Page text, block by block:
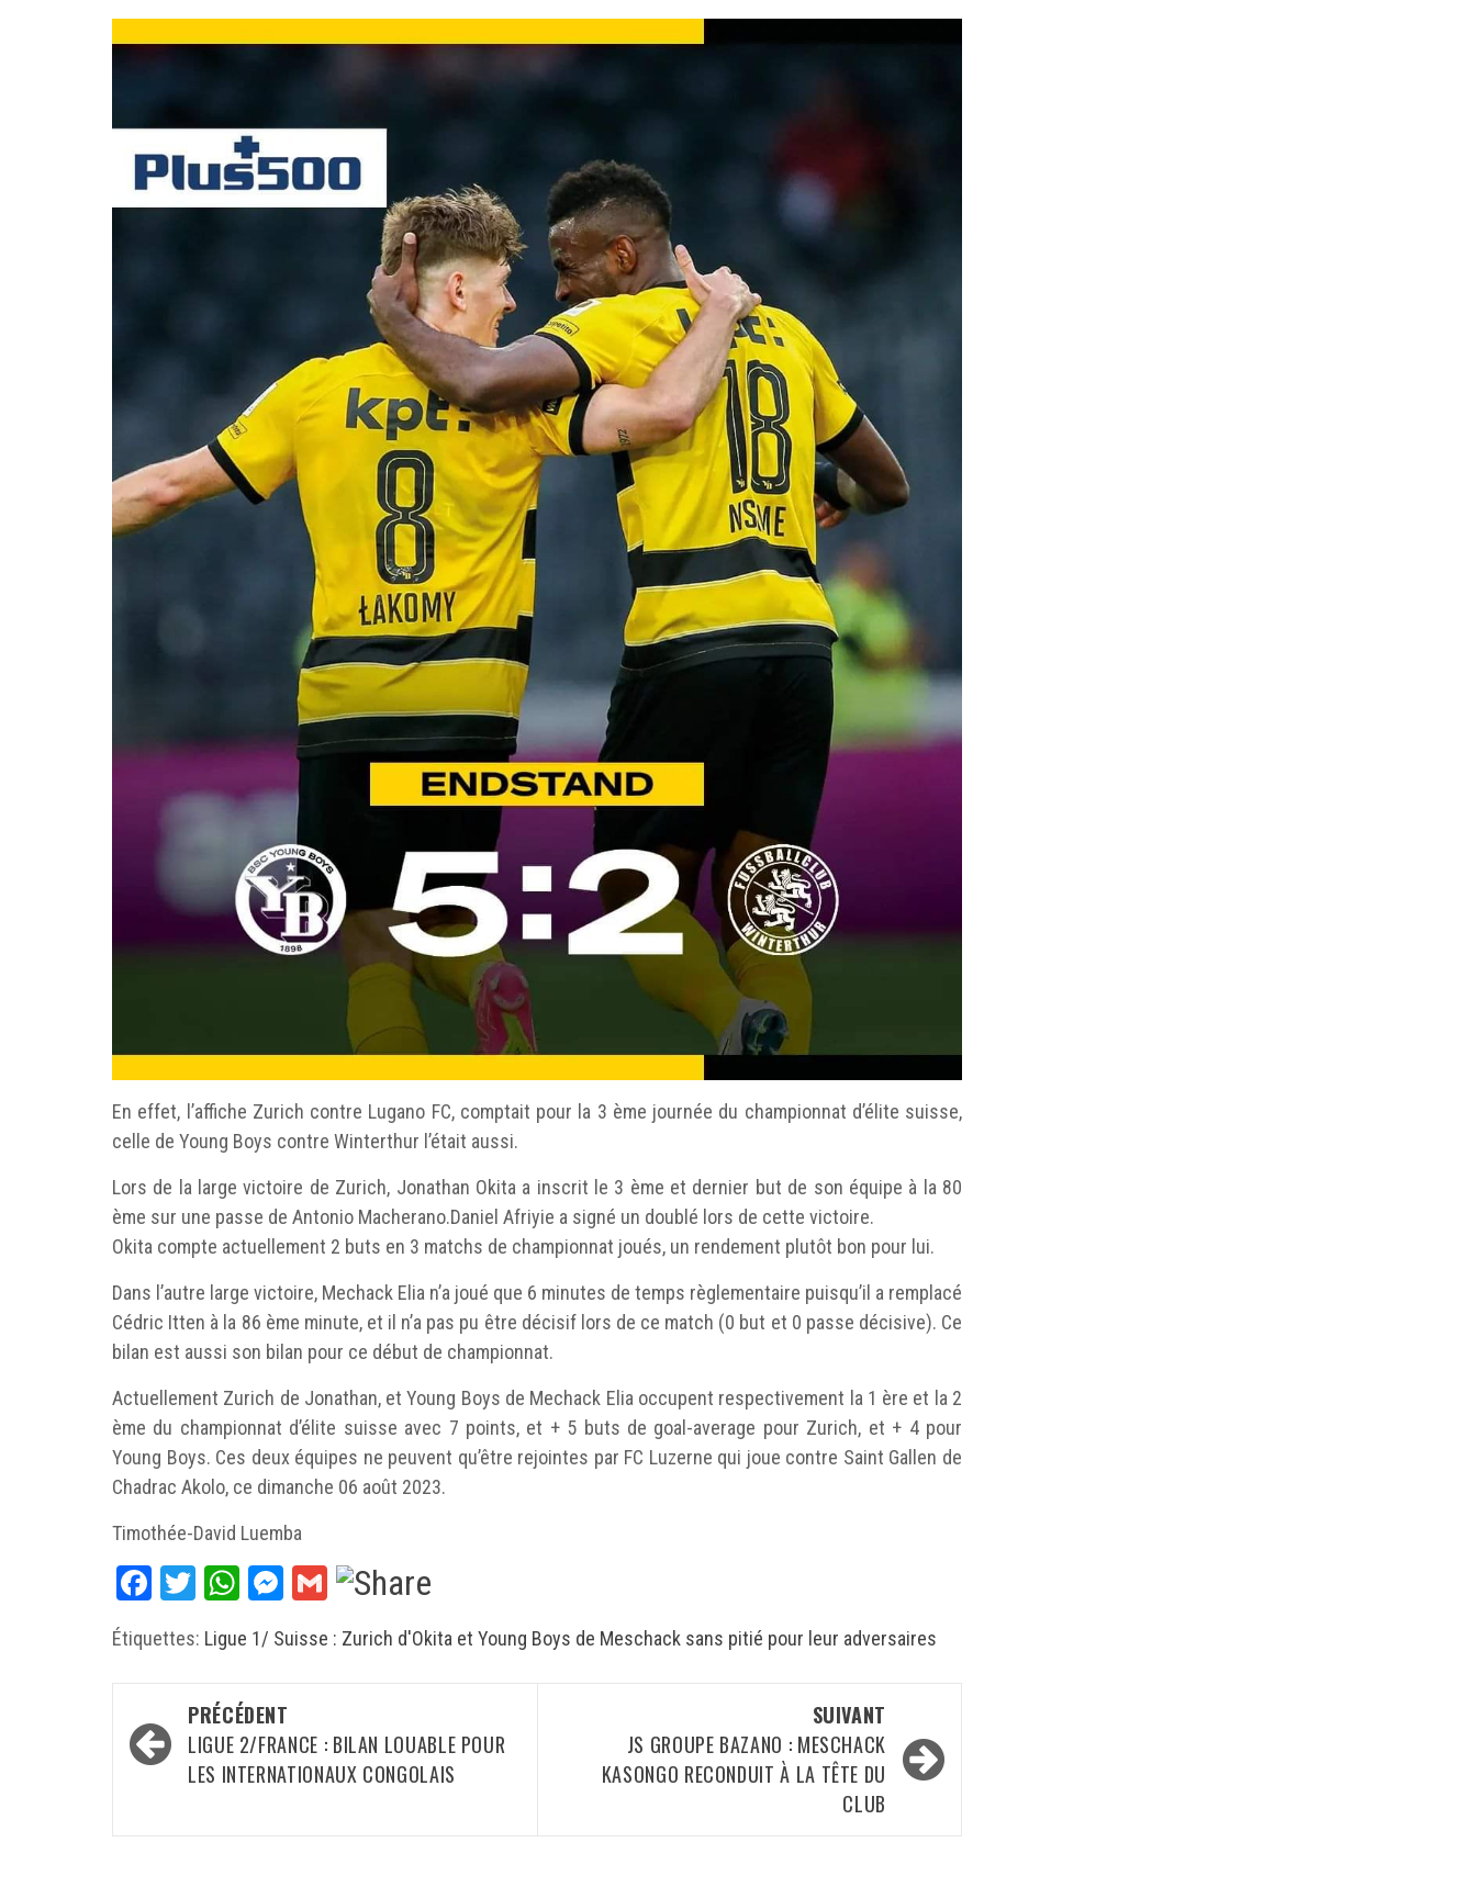
En effet, l’affiche Zurich contre Lugano FC, comptait pour la 3 ème journée du championnat d’élite suisse,
celle de Young Boys contre Winterthur l’était aussi.
Lors de la large victoire de Zurich, Jonathan Okita a inscrit le 3 ème et dernier but de son équipe à la 80
ème sur une passe de Antonio Macherano.Daniel Afriyie a signé un doublé lors de cette victoire.
Okita compte actuellement 2 buts en 3 matchs de championnat joués, un rendement plutôt bon pour lui.
Dans l’autre large victoire, Mechack Elia n’a joué que 6 minutes de temps règlementaire puisqu’il a remplacé
Cédric Itten à la 86 ème minute, et il n’a pas pu être décisif lors de ce match (0 but et 0 passe décisive). Ce
bilan est aussi son bilan pour ce début de championnat.
Actuellement Zurich de Jonathan, et Young Boys de Mechack Elia occupent respectivement la 1 ère et la 2
ème du championnat d’élite suisse avec 7 points, et + 5 buts de goal-average pour Zurich, et + 4 pour
Young Boys. Ces deux équipes ne peuvent qu’être rejointes par FC Luzerne qui joue contre Saint Gallen de
Chadrac Akolo, ce dimanche 06 août 2023.
Timothée-David Luemba
Facebook
TwitterWhatsApp
Messenger
Gmail
Étiquettes: Ligue 1/ Suisse : Zurich d'Okita et Young Boys de Meschack sans pitié pour leur adversaires
Navigation
d’article
PRÉCÉDENT
LIGUE 2/FRANCE : BILAN LOUABLE POUR
LES INTERNATIONAUX CONGOLAIS
SUIVANT
JS GROUPE BAZANO : MESCHACK
KASONGO RECONDUIT À LA TÊTE DU
CLUB